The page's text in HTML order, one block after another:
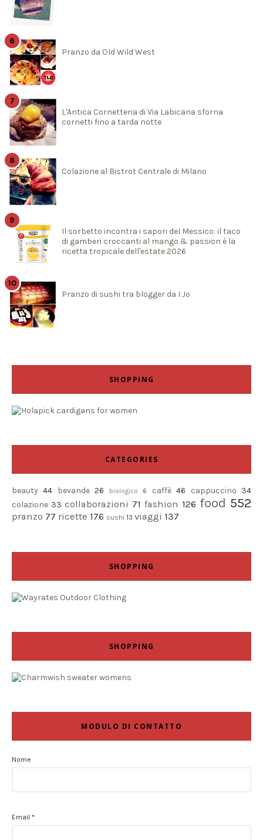
Pranzo da Old Wild West
L'Antica Cornetteria di Via Labicana sforna
cornetti fino a tarda notte
Colazione al Bistrot Centrale di Milano
Il sorbetto incontra i sapori del Messico: il taco
di gamberi croccanti al mango & passion è la
ricetta tropicale dell'estate 2026
Pranzo di sushi tra blogger da I Jo
SHOPPING
CATEGORIES
beauty 44 bevande 26 biologico 6 caffè 46 cappuccino 34
colazione 33 collaborazioni 71 fashion 126 food 552
pranzo 77 ricette 176 sushi 13 viaggi 137
SHOPPING
SHOPPING
MODULO DI CONTATTO
Nome
Email *